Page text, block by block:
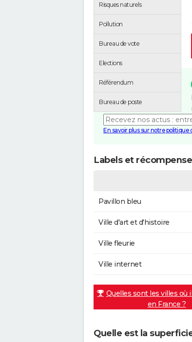
Risques naturels
Pollution
Bureau de vote
Elections
Référendum
Bureau de poste
En savoir plus sur notre politique
Labels et
Pavillon bleu
Ville d'art et d'histoire
Ville fleurie
Ville internet
Quelles sont les villes où
en France ?
Quelle est la